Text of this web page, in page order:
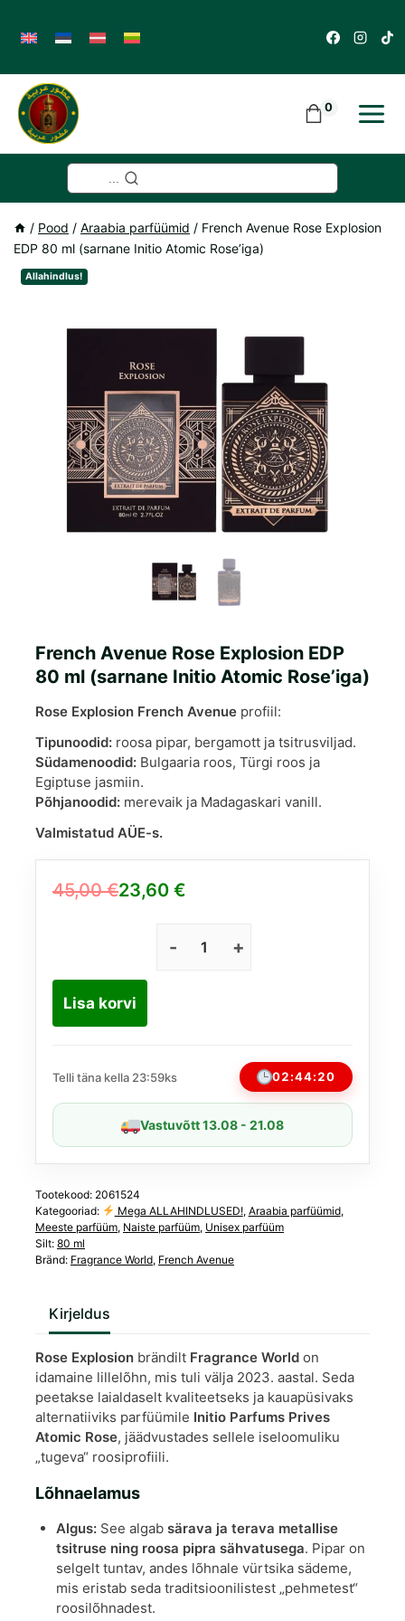
content
0
/ Pood / Araabia parfüümid / French Avenue Rose Explosion
EDP 80 ml (sarnane Initio Atomic Rose’iga)
Allahindlus!
French Avenue Rose Explosion EDP
80 ml (sarnane Initio Atomic Rose’iga)
Rose Explosion French Avenue profiil:
Tipunoodid: roosa pipar, bergamott ja tsitrusviljad.
Südamenoodid: Bulgaaria roos, Türgi roos ja
Egiptuse jasmiin.
Põhjanoodid: merevaik ja Madagaskari vanill.
Valmistatud AÜE-s.
45,00€
Algne
45,00 €.
23,60 €
Praegune
23,60 €.
French
(sarnane
Atomic
Lisa korvi
Telli täna kella 23:59ks 02:44:19
Vastuvõtt 13.08 - 21.08
Tootekood: 2061524
Kategooriad:
Mega ALLAHINDLUSED!, Araabia parfüümid,
Meeste parfüüm, Naiste parfüüm, Unisex parfüüm
Silt: 80 ml
Bränd: Fragrance World, French Avenue
Kirjeldus
Rose Explosion brändilt Fragrance World on
idamaine lillelõhn, mis tuli välja 2023. aastal. Seda
peetakse laialdaselt kvaliteetseks ja kauapüsivaks
alternatiiviks parfüümile Initio Parfums Prives
Atomic Rose, jäädvustades sellele iseloomuliku
„tugeva“ roosiprofiili.
Lõhnaelamus
Algus:See algab särava ja terava metallise
tsitruse ning roosa pipra sähvatusega. Pipar on
selgelt tuntav, andes lõhnale vürtsika sädeme,
mis eristab seda traditsioonilistest „pehmetest“
roosilõhnadest.